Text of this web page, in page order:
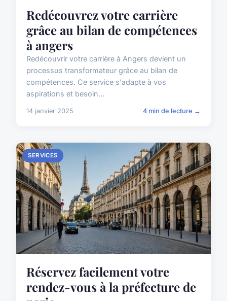
Redécouvrez votre carrière
grâce au bilan de compétences
à angers
Redécouvrir votre carrière à Angers devient un
processus transformateur grâce au bilan de
compétences. Ce service s'adapte à vos
aspirations et besoin...
14 janvier 2025 4 min de lecture →
SERVICES
Réservez facilement votre
rendez-vous à la préfecture de